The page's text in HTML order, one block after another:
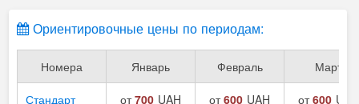
Ориентировочные цены по периодам:
Номера Январь Февраль Март
Стандарт от700 UAH от600 UAH от600 UAH